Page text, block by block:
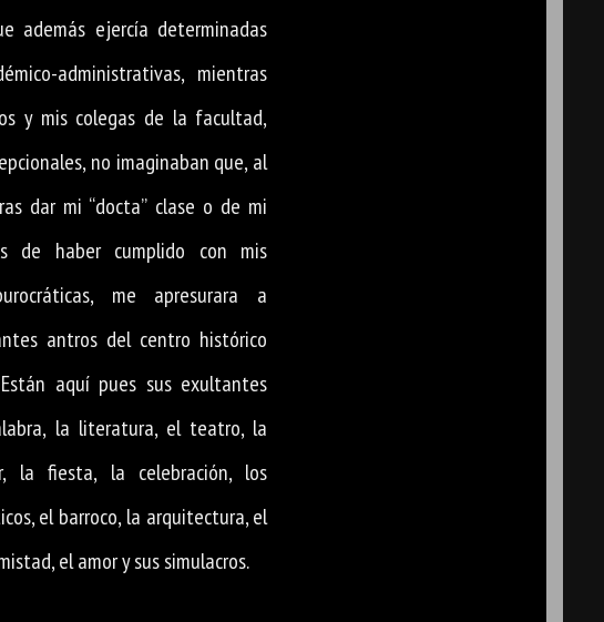
además ejercía determinadas
administrativas, mientras
y mis colegas de la facultad,
no imaginaban que, al
dar mi “docta” clase o de mi
de haber cumplido con mis
me apresurara a
antros del centro histórico
aquí pues sus exultantes
la literatura, el teatro, la
la fiesta, la celebración, los
el barroco, la arquitectura, el
el amor y sus simulacros.